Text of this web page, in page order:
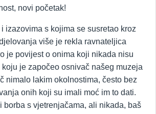
novi početak!
izazovima s kojima se susretao kroz
više je rekla ravnateljica
je povijest o onima koji nikada nisu
je započeo osnivač našeg muzeja
nimalo lakim okolnostima, često bez
onih koji su imali moć im to dati.
borba s vjetrenjačama, ali nikada, baš